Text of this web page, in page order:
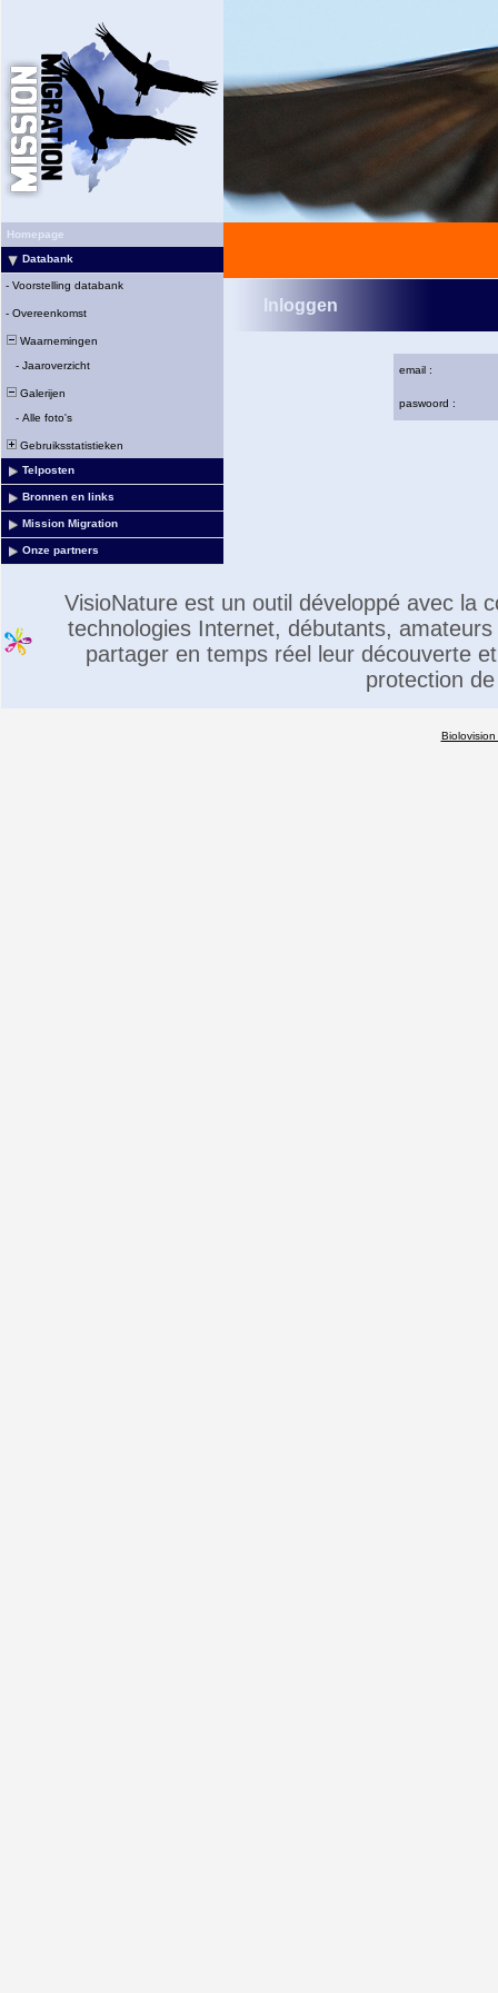
Homepage
Databank
- Voorstelling databank
- Overeenkomst
Waarnemingen
- Jaaroverzicht
Galerijen
- Alle foto's
Gebruiksstatistieken
Telposten
Bronnen en links
Mission Migration
Onze partners
Inloggen
email :
paswoord :
VisioNature est un outil développé avec la
technologies Internet, débutants,
partager en temps réel leur découverte
protection
Biolovision